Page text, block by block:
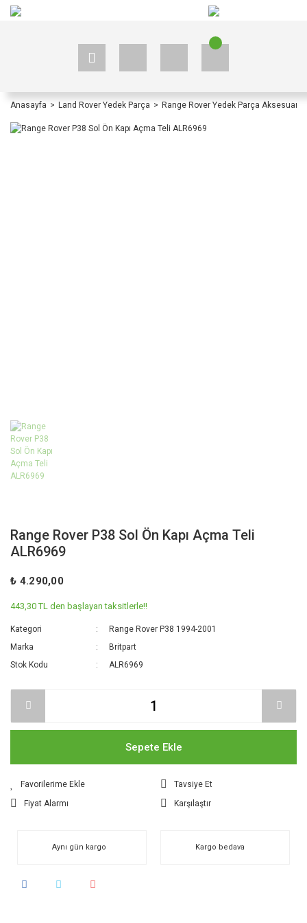
Anasayfa Land Rover Yedek Parça Range Rover Yedek Parça Aksesuar
Range Rover P38 Sol Ön Kapı Açma Teli
ALR6969
₺ 4.290,00
443,30 TL den başlayan taksitlerle!!
Kategori
Range Rover P38 1994-2001
Marka
Britpart
Stok Kodu
ALR6969
Sepete Ekle
Tavsiye Et
Fiyat Alarmı
Karşılaştır
Aynı gün kargo Kargo bedava